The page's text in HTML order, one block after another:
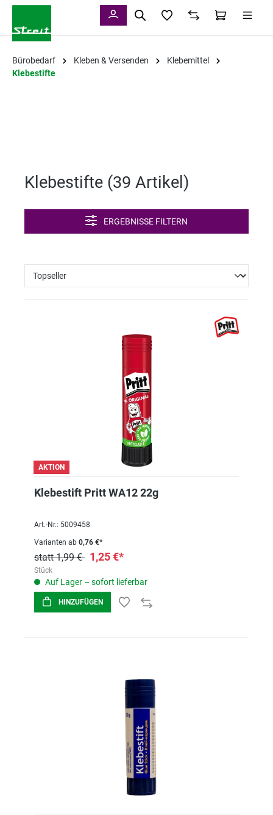
Bürobedarf Kleben & Versenden
Klebemittel
Klebestifte
Klebestifte (39 Artikel )
ERGEBNISSE FILTERN
AKTION
Klebestift Pritt WA12 22g
Art.-Nr.: 5009458
Varianten ab 0,76 €*
statt 1,99 € 1,25 €*
Stück
Auf Lager – sofort lieferbar
HINZUFÜGEN